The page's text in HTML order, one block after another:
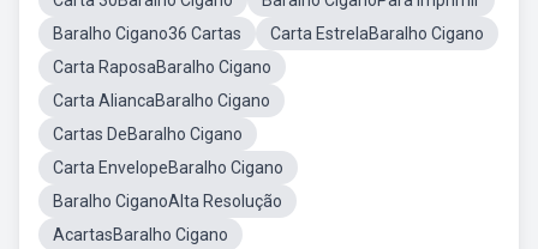
Baralho Cigano36 Cartas
Carta EstrelaBaralho Cigano
Carta RaposaBaralho Cigano
Carta AliancaBaralho Cigano
Cartas DeBaralho Cigano
Carta EnvelopeBaralho Cigano
Baralho CiganoAlta Resolução
AcartasBaralho Cigano